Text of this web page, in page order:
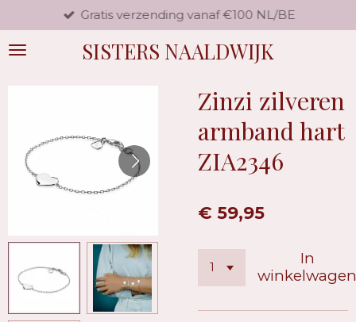
direct
naar
SISTERS NAALDWIJK
Gratis verzending vanaf €100 NL/BE
Zinzi zilveren
armband hart
ZIA2346
€ 59,95
In